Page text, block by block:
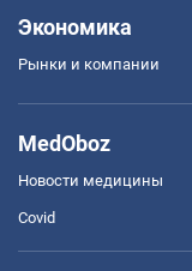
Экономика
Рынки и компании
MedOboz
Новости медицины
Covid